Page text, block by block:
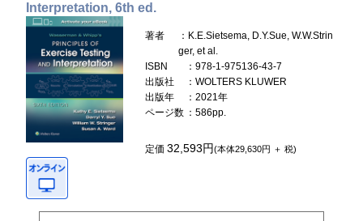
Interpretation, 6th ed.
著者
：K.E.Sietsema, D.Y.Sue, W.W.Strin
ger, et al.
ISBN
：978-1-975136-43-7
出版社
：WOLTERS KLUWER
出版年
：2021年
ページ数 ：586pp.
定価32,593円(本体29,630円 ＋ 税)